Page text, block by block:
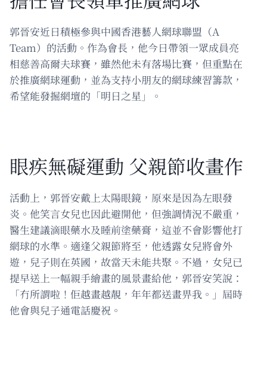
郭晉安近日積極參與中國香港藝人網球聯盟（A
Team）的活動。作為會長，他今日帶領一眾成員亮
相慈善高爾夫球賽，雖然他未有落場比賽，但重點在
於推廣網球運動，並為支持小朋友的網球練習籌款，
希望能發掘網壇的「明日之星」。
眼疾無礙運動 父親節收畫作
活動上，郭晉安戴上太陽眼鏡，原來是因為左眼發
炎。他笑言女兒也因此避開他，但強調情況不嚴重，
醫生建議滴眼藥水及睡前塗藥膏，這並不會影響他打
網球的水準。適逢父親節將至，他透露女兒將會外
遊，兒子則在英國，故當天未能共聚。不過，女兒已
提早送上一幅親手繪畫的風景畫給他，郭晉安笑說：
「冇所謂啦！佢越畫越靚，年年都送畫畀我。」屆時
他會與兒子通電話慶祝。